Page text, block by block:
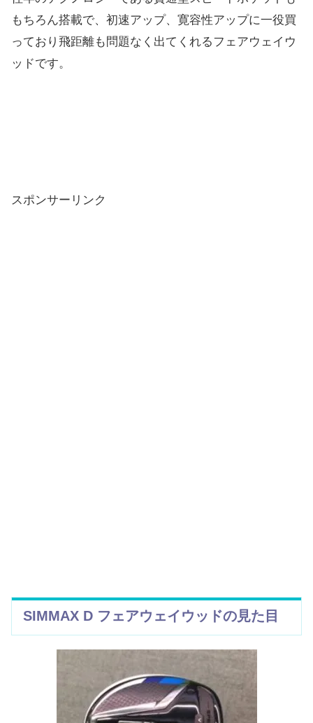
もちろん搭載で、初速アップ、寛容性アップに一役買
っており飛距離も問題なく出てくれるフェアウェイウ
ッドです。
スポンサーリンク
SIMMAX D フェアウェイウッドの見た目